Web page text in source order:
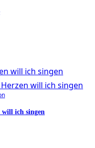
ich singen